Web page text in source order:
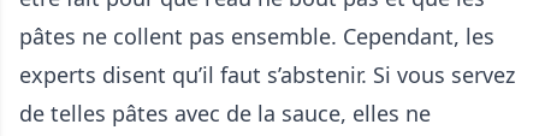
pâtes ne collent pas ensemble. Cependant, les
experts disent qu’il faut s’abstenir. Si vous servez
de telles pâtes avec de la sauce, elles ne